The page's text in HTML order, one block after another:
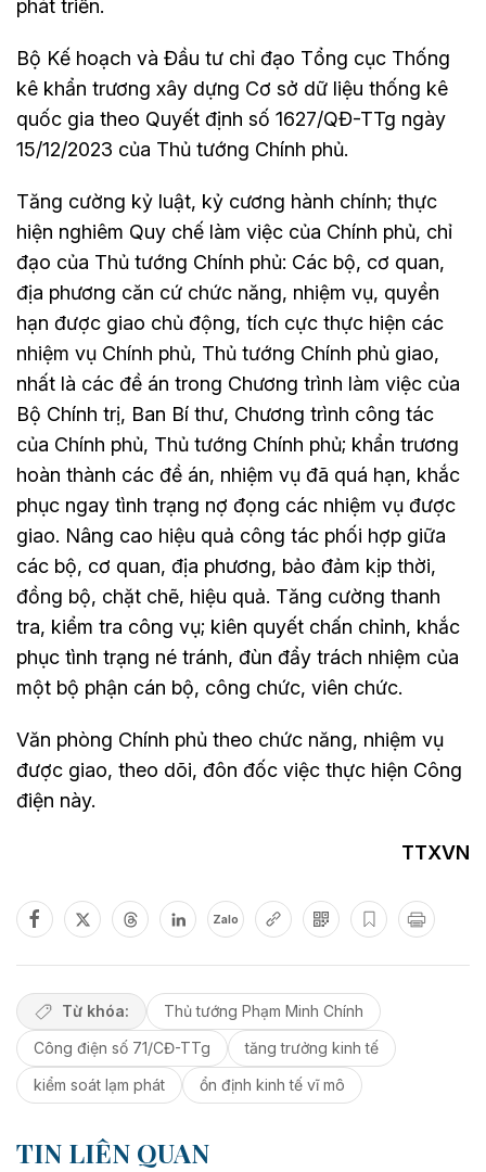
phát triển.
Bộ Kế hoạch và Đầu tư chỉ đạo Tổng cục Thống
kê khẩn trương xây dựng Cơ sở dữ liệu thống kê
quốc gia theo Quyết định số 1627/QĐ-TTg ngày
15/12/2023 của Thủ tướng Chính phủ.
Tăng cường kỷ luật, kỷ cương hành chính; thực
hiện nghiêm Quy chế làm việc của Chính phủ, chỉ
đạo của Thủ tướng Chính phủ: Các bộ, cơ quan,
địa phương căn cứ chức năng, nhiệm vụ, quyền
hạn được giao chủ động, tích cực thực hiện các
nhiệm vụ Chính phủ, Thủ tướng Chính phủ giao,
nhất là các đề án trong Chương trình làm việc của
Bộ Chính trị, Ban Bí thư, Chương trình công tác
của Chính phủ, Thủ tướng Chính phủ; khẩn trương
hoàn thành các đề án, nhiệm vụ đã quá hạn, khắc
phục ngay tình trạng nợ đọng các nhiệm vụ được
giao. Nâng cao hiệu quả công tác phối hợp giữa
các bộ, cơ quan, địa phương, bảo đảm kịp thời,
đồng bộ, chặt chẽ, hiệu quả. Tăng cường thanh
tra, kiểm tra công vụ; kiên quyết chấn chỉnh, khắc
phục tình trạng né tránh, đùn đẩy trách nhiệm của
một bộ phận cán bộ, công chức, viên chức.
Văn phòng Chính phủ theo chức năng, nhiệm vụ
được giao, theo dõi, đôn đốc việc thực hiện Công
điện này.
TTXVN
Zalo
Từ khóa:
Thủ tướng Phạm Minh Chính
Công điện số 71/CĐ-TTg
tăng trưởng kinh tế
kiểm soát lạm phát
ổn định kinh tế vĩ mô
TIN LIÊN QUAN